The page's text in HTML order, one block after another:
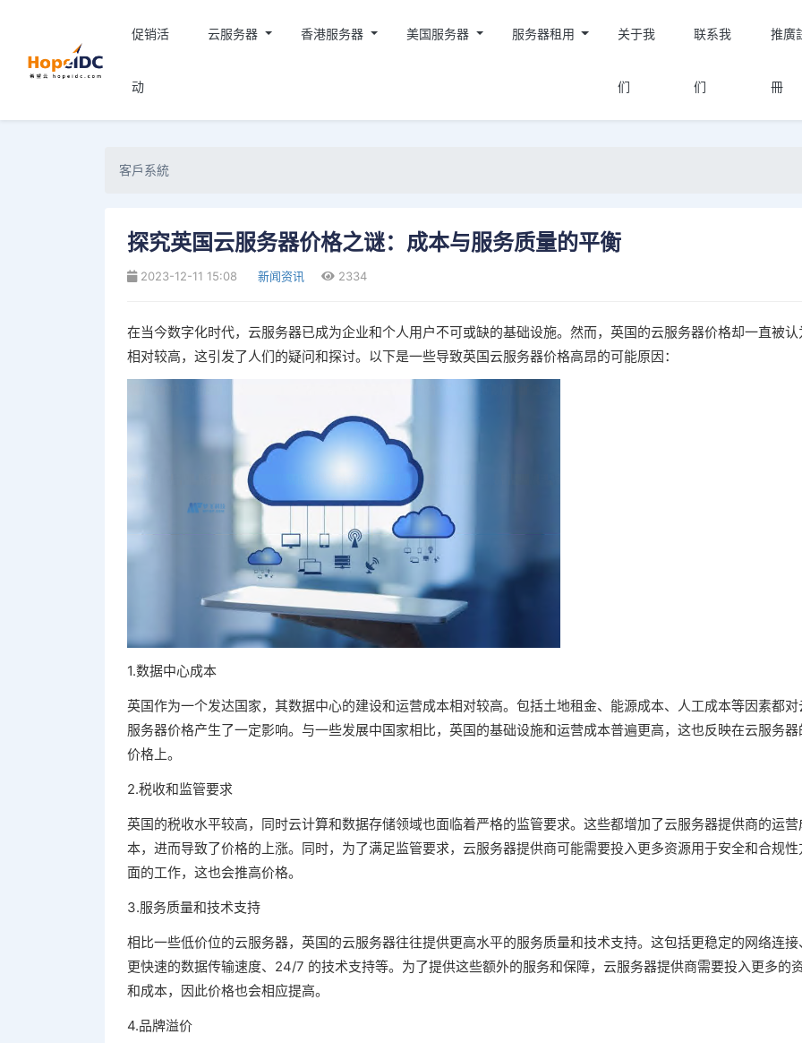
促销活
动
云服务器 香港服务器 美国服务器 服务器租用 关于我
们
联系我
们
推廣
冊
客戶系統
探究英国云服务器价格之谜：成本与服务质量的平衡
2023-12-11 15:08 新闻资讯 2334
在当今数字化时代，云服务器已成为企业和个人用户不可或缺的基础设施。然而，英国的云服务器价格却一直被认
相对较高，这引发了人们的疑问和探讨。以下是一些导致英国云服务器价格高昂的可能原因：
1.数据中心成本
英国作为一个发达国家，其数据中心的建设和运营成本相对较高。包括土地租金、能源成本、人工成本等因素都对
服务器价格产生了一定影响。与一些发展中国家相比，英国的基础设施和运营成本普遍更高，这也反映在云服务器
价格上。
2.税收和监管要求
英国的税收水平较高，同时云计算和数据存储领域也面临着严格的监管要求。这些都增加了云服务器提供商的运营
本，进而导致了价格的上涨。同时，为了满足监管要求，云服务器提供商可能需要投入更多资源用于安全和合规性
面的工作，这也会推高价格。
3.服务质量和技术支持
相比一些低价位的云服务器，英国的云服务器往往提供更高水平的服务质量和技术支持。这包括更稳定的网络连接
更快速的数据传输速度、24/7 的技术支持等。为了提供这些额外的服务和保障，云服务器提供商需要投入更多的
和成本，因此价格也会相应提高。
4.品牌溢价